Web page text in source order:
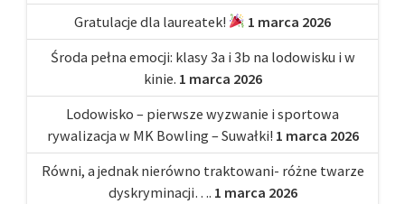
Gratulacje dla laureatek!
1 marca 2026
Środa pełna emocji: klasy 3a i 3b na lodowisku i w
kinie. 1 marca 2026
Lodowisko – pierwsze wyzwanie i sportowa
rywalizacja w MK Bowling – Suwałki! 1 marca 2026
Równi, a jednak nierówno traktowani- różne twarze
dyskryminacji…. 1 marca 2026